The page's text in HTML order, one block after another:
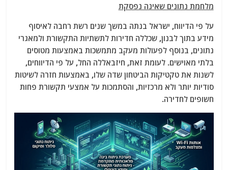
מלחמת נתונים שאינה נפסקת
על פי הדיווח, ישראל בנתה במשך שנים רשת רחבה לאיסוף
מידע בתוך לבנון, שכללה חדירות לתשתיות התקשורת ולמאגרי
נתונים, בנוסף לפעולות מעקב מתמשכות באמצעות מטוסים
בלתי מאוישים. לעומת זאת, חיזבאללה החל, על פי הדיווחים,
לשנות את טקטיקות הביטחון שדה שלו, באמצעות חזרה לשיטות
סודיות יותר ולא מרכזיות, והסתמכות על אמצעי תקשורת פחות
חשופים לחדירה.